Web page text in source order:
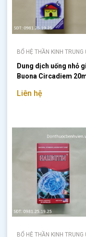
BỔ HỆ THẦN KINH TRUNG
Dung dịch uống nhỏ
Buona Circadiem
Liên hệ
BỔ HỆ THẦN KINH TRUNG